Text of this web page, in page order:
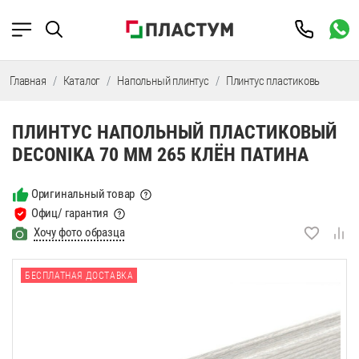
Главная Каталог Напольный плинтус Плинтус пластиковый
ПЛИНТУС НАПОЛЬНЫЙ ПЛАСТИКОВЫЙ
DECONIKA 70 ММ 265 КЛЁН ПАТИНА
Оригинальный товар
Офиц/ гарантия
Хочу фото образца
БЕСПЛАТНАЯ ДОСТАВКА